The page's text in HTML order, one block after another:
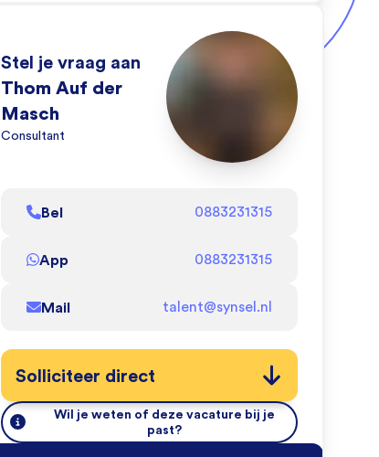
Stel je vraag aan
Thom Auf der
Masch
Consultant
Bel 0883231315
App 0883231315
Mail talent@synsel.nl
Solliciteer direct
Wil je weten of deze vacature bij je
past?